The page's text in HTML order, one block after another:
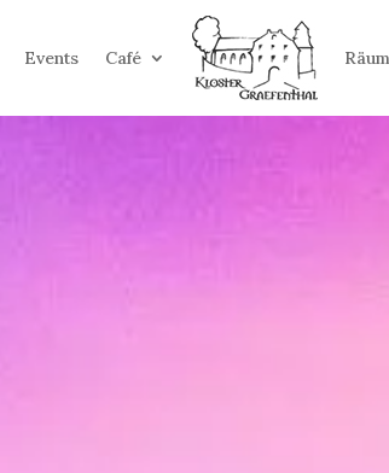
Events Café